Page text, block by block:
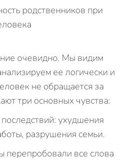
очевидно. Мы видим
ее логически и
не обращается за
три основных чувства:
ухудшения
разрушения семьи.
перепробовали все слова